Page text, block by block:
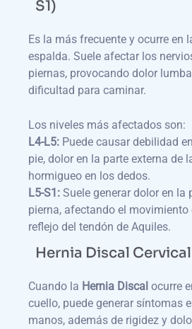
S1)
Es la más frecuente y ocurre en
espalda. Suele afectar los
piernas, provocando dolor
dificultad para caminar.
Los niveles más afectados son:
L4-L5: Puede causar debilidad
pie, dolor en la parte externa de
hormigueo en los dedos.
L5-S1: Suele generar dolor en la
pierna, afectando el movimiento
reflejo del tendón de Aquiles.
Hernia Discal
Cuando la Hernia Discal ocurre
cuello, puede generar síntomas
manos, además de rigidez y